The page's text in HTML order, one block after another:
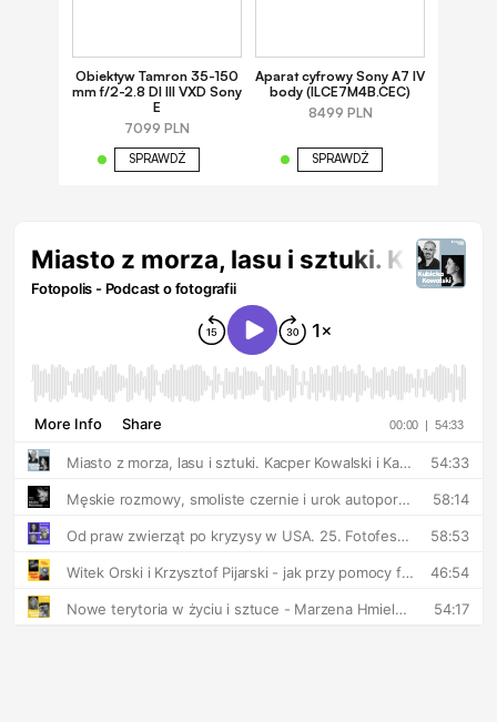
Obiektyw Tamron 35-150
mm f/2-2.8 DI III VXD Sony
E
7099 PLN
SPRAWDŹ
Aparat cyfrowy Sony A7 IV
body (ILCE7M4B.CEC)
8499 PLN
SPRAWDŹ